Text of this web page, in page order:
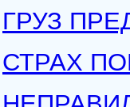
ГРУЗ
СТРАХ